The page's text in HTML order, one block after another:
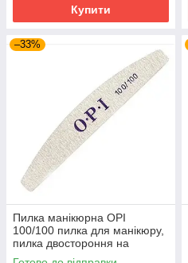
Купити
–33%
Пилка манікюрна OPI
100/100 пилка для манікюру,
пилка двостороння на
паперовій основі, пилка для